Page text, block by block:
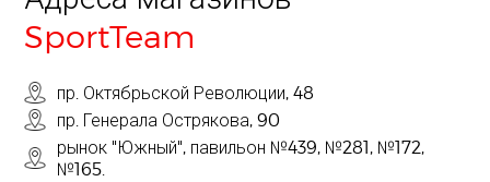
SportTeam
пр. Октябрьской Революции, 48
пр. Генерала Острякова, 90
рынок "Южный", павильон №439, №281, №172,
№165.